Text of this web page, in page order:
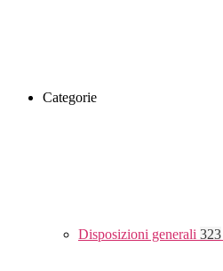
Categorie
Disposizioni generali 323